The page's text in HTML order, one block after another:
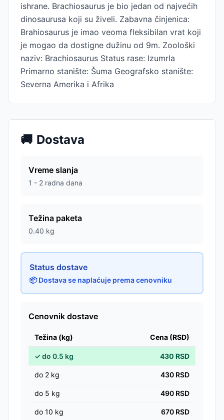
ishrane. Brachiosaurus je bio jedan od najvećih
dinosaurusa koji su živeli. Zabavna činjenica:
Brahiosaurus je imao veoma fleksibilan vrat koji
je mogao da dostigne dužinu od 9m. Zoološki
naziv: Brachiosaurus Status rase: Izumrla
Primarno stanište: Šuma Geografsko stanište:
Severna Amerika i Afrika
🚚 Dostava
Vreme slanja
1 - 2 radna dana
Težina paketa
0.40 kg
Status dostave
📦 Dostava se naplaćuje prema cenovniku
Cenovnik dostave
Težina (kg) Cena (RSD)
✓do 0.5 kg 430 RSD
do 2 kg 430 RSD
do 5 kg 490 RSD
do 10 kg 670 RSD